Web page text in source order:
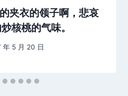
夹衣的领子啊，悲哀
核桃的气味。
年 5 月 20 日